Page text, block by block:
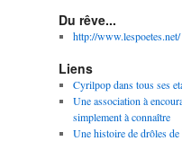
Du rêve...
http://www.lespoetes.net/
Liens
Cyrilpop dans tous ses
Une association à
simplement à connaître
Une histoire de drôles de